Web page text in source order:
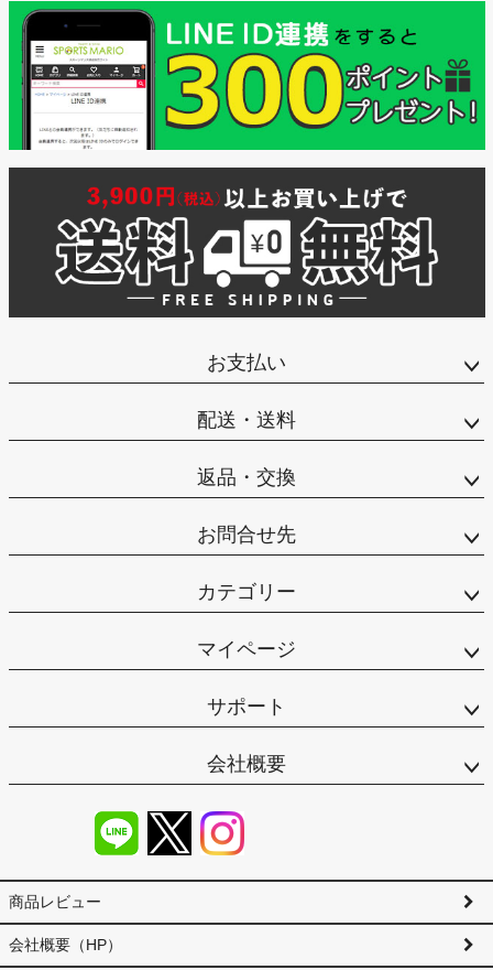
お支払い
配送・送料
返品・交換
お問合せ先
カテゴリー
マイページ
サポート
会社概要
商品レビュー
会社概要（HP）